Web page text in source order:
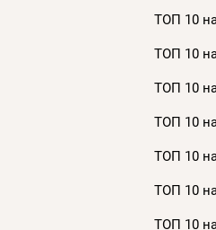
ТОП 10
ТОП 10
ТОП 10
ТОП 10
ТОП 10
ТОП 10
ТОП 10